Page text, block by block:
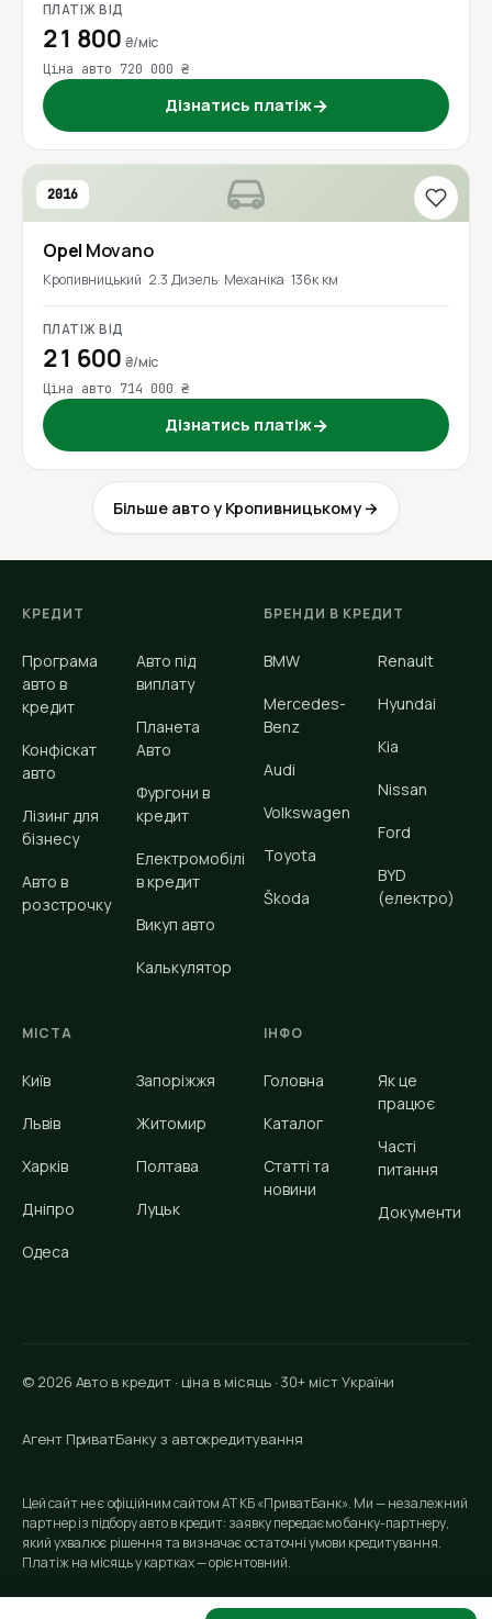
ПЛАТІЖ ВІД
21 800 ₴/міс
Ціна авто 720 000 ₴
Дізнатись платіж→
2016
Opel Movano
Кропивницький 2.3 Дизель Механіка 136к км
ПЛАТІЖ ВІД
21 600 ₴/міс
Ціна авто 714 000 ₴
Дізнатись платіж→
Більше авто у Кропивницькому →
КРЕДИТ
Програма
авто в
кредит
Конфіскат
авто
Лізинг для
бізнесу
Авто в
розстрочку
Авто під
виплату
Планета
Авто
Фургони в
кредит
Електромобілі
в кредит
Викуп авто
Калькулятор
БРЕНДИ В КРЕДИТ
BMW
Mercedes-
Benz
Audi
Volkswagen
Toyota
Škoda
Renault
Hyundai
Kia
Nissan
Ford
BYD
(електро)
МІСТА
Київ
Львів
Харків
Дніпро
Одеса
Запоріжжя
Житомир
Полтава
Луцьк
ІНФО
Головна
Каталог
Статті та
новини
Як це
працює
Часті
питання
Документи
© 2026 Авто в кредит · ціна в місяць · 30+ міст України
Агент ПриватБанку з автокредитування
Цей сайт не є офіційним сайтом АТ КБ «ПриватБанк». Ми — незалежний
партнер із підбору авто в кредит: заявку передаємо банку-партнеру,
який ухвалює рішення та визначає остаточні умови кредитування.
Платіж на місяць у картках — орієнтовний.